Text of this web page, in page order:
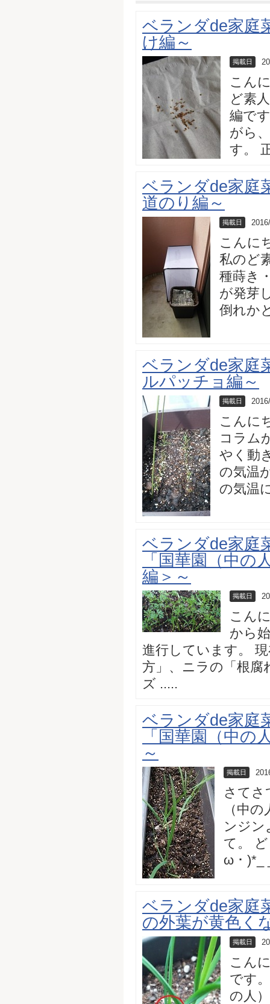
ベランダde家庭
け編～
掲載日
こん
ど素
編で
がら
す。
ベランダde家庭
道のり編～
掲載日
こんに
私のど
種蒔き
が発芽
倒れか
ベランダde家庭
ルパッチョ編～
掲載日
こんに
コラム
やく動
の気温
の気温
ベランダde家庭
「国華園（中
編＞～
掲載日
こん
から
進行しています。
方」、ニラの「根
ズ .....
ベランダde家庭
「国華園（中
～
掲載日
さてさ
（中
ンジン
て。
ω・)*_
ベランダde家庭
の外葉が黄色く
掲載日
こん
です
の人